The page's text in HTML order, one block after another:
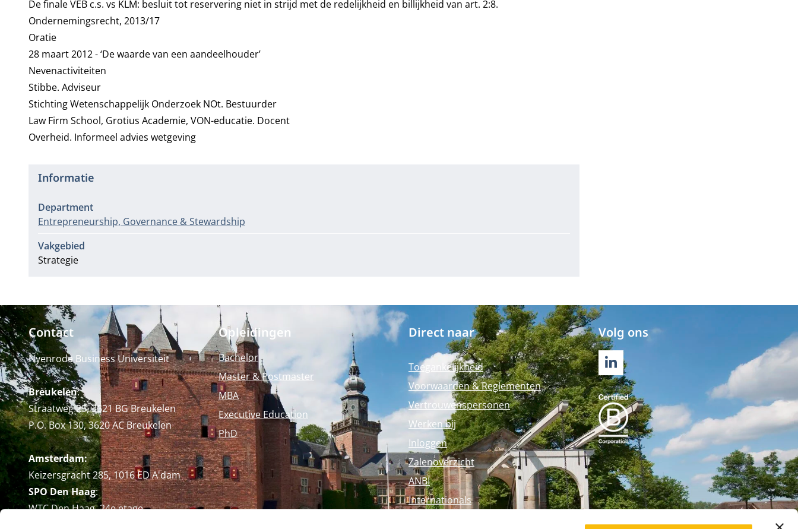
De finale VEB c.s. vs KLM: besluit tot reservering niet in strijd met de redelijkheid en billijkheid van art. 2:8.
Ondernemingsrecht, 2013/17
Oratie
28 maart 2012 -‘De waarde van een aandeelhouder’
Nevenactiviteiten
Stibbe. Adviseur
Stichting Wetenschappelijk Onderzoek NOt. Bestuurder
Law Firm School, Grotius Academie, VON-educatie. Docent
Overheid. Informeel advies wetgeving
Informatie
Department
Entrepreneurship, Governance & Stewardship
Vakgebied
Strategie
Contact
Nyenrode Business Universiteit
Breukelen:
Straatweg 25, 3621 BG Breukelen
P.O. Box 130, 3620 AC Breukelen
Amsterdam:
Keizersgracht 285, 1016 ED A'dam
SPO Den Haag:
WTC Den Haag, 24e etage
Opleidingen
Bachelor
Master & Postmaster
MBA
Executive Education
PhD
Direct naar
Toegankelijkheid
Voorwaarden & Reglementen
Vertrouwenspersonen
Werken bij
Inloggen
Zalenoverzicht
ANBI
Internationals
Volg ons
LINKEDIN